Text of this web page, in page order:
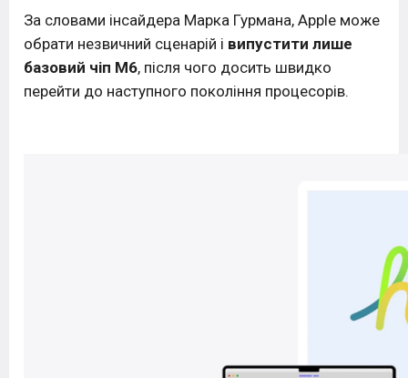
За словами інсайдера Марка Гурмана, Apple може
обрати незвичний сценарій і випустити лише
базовий чіп M6, після чого досить швидко
перейти до наступного покоління процесорів.